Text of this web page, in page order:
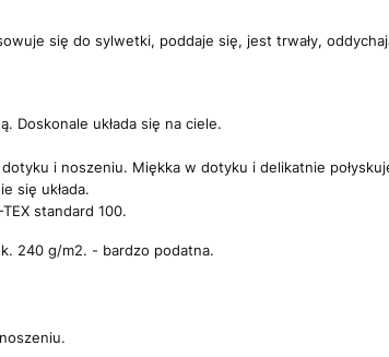
się do sylwetki, poddaje się, jest trwały,
Doskonale układa się na ciele.
i noszeniu. Miękka w dotyku i delikatnie
się układa.
standard 100.
240 g/m2. - bardzo podatna.